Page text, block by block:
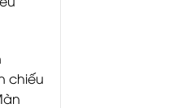
chiếu